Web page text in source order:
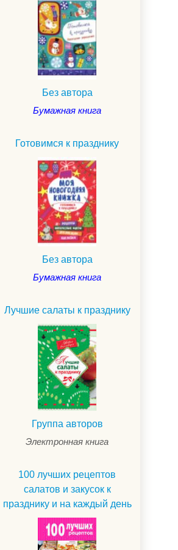
Без автора
Бумажная книга
Готовимся к празднику
Без автора
Бумажная книга
Лучшие салаты к празднику
Группа авторов
Электронная книга
100 лучших рецептов
салатов и закусок к
празднику и на каждый день